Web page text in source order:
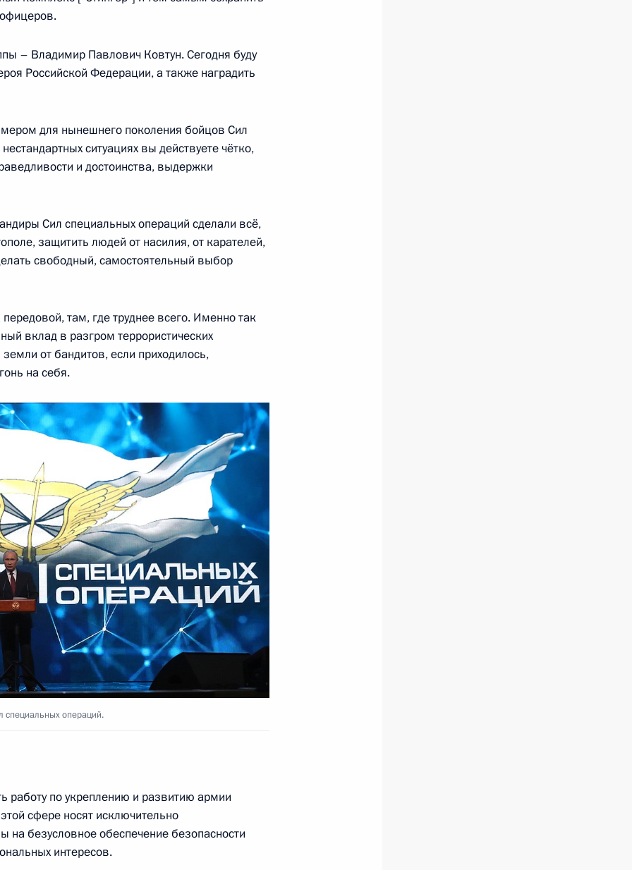
Армении Николом
и торговли Денисом
Неизвестного Солдата
Дню защитника Отечества
6
Безопасности
области Андреем
3
Израиля
– Владимир Павлович Ковтун. Сегодня буду
Российской Федерации, а также наградить
для нынешнего поколения бойцов Сил
ситуациях вы действуете чётко,
и достоинства, выдержки
Сил специальных операций сделали всё,
защитить людей от насилия, от карателей,
свободный, самостоятельный выбор
там, где труднее всего. Именно так
вклад в разгром террористических
от бандитов, если приходилось,
на себя.
специальных операций.
работу по укреплению и развитию армии
сфере носят исключительно
на безусловное обеспечение безопасности
интересов.